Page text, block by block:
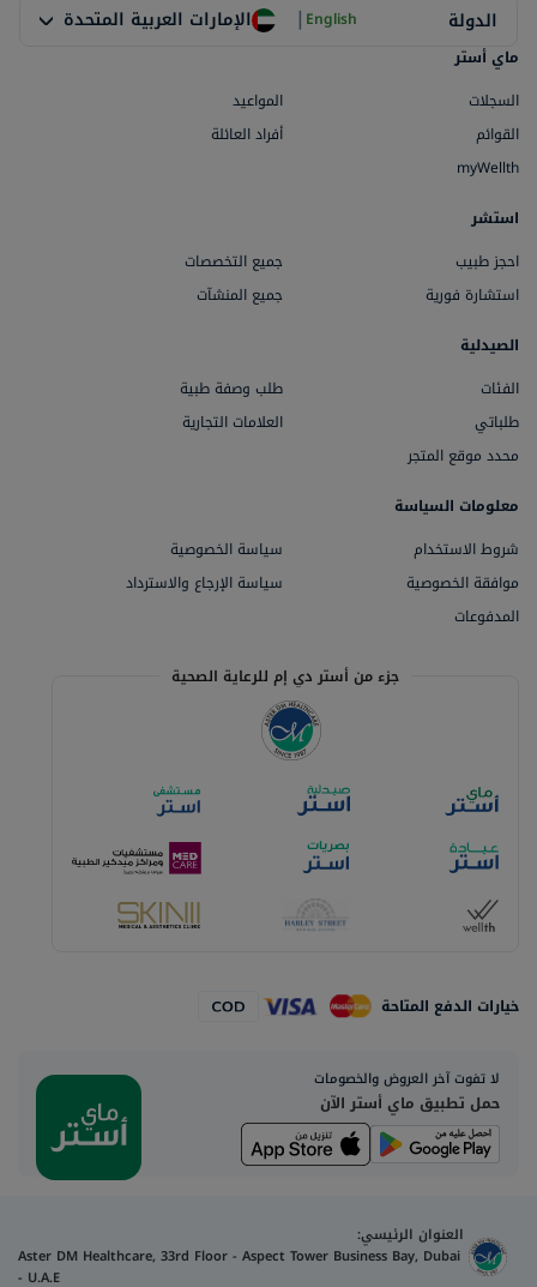
الدولة الإمارات العربية المتحدة | English
ماي أستر
السجلات
المواعيد
القوائم
أفراد العائلة
myWellth
استشر
احجز طبيب
جميع التخصصات
استشارة فورية
جميع المنشآت
الصيدلية
الفئات
طلب وصفة طبية
طلباتي
العلامات التجارية
محدد موقع المتجر
معلومات السياسة
شروط الاستخدام
سياسة الخصوصية
موافقة الخصوصية
سياسة الإرجاع والاسترداد
المدفوعات
جزء من أستر دي إم للرعاية الصحية
خيارات الدفع المتاحة
لا تفوت آخر العروض والخصومات
حمل تطبيق ماي أستر الآن
العنوان الرئيسي:
Aster DM Healthcare, 33rd Floor - Aspect Tower Business Bay, Dubai
- U.A.E